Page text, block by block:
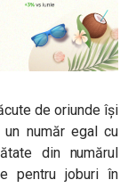
de oriunde își
număr egal cu
din numărul
pentru joburi în